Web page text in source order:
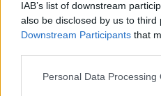
IAB’s list of downstream
also be disclosed by us to third
Downstream Participants that
Please note that this website/
Personal Data Processing
Fotó: Papp László Tamás
A gyógyszerész - és lemondott